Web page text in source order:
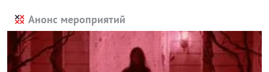
Анонс мероприятий